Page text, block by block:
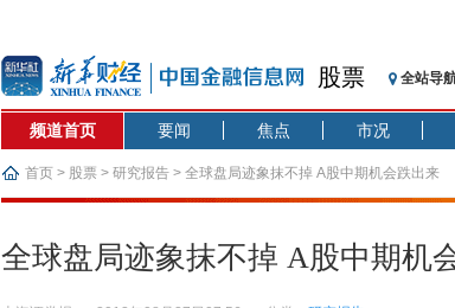
股票 全站导
频道首页 要闻 焦点 市况
首页 > 股票 > 研究报告 > 全球盘局迹象抹不掉 A股中期机会跌出来
全球盘局迹象抹不掉 A股中期机